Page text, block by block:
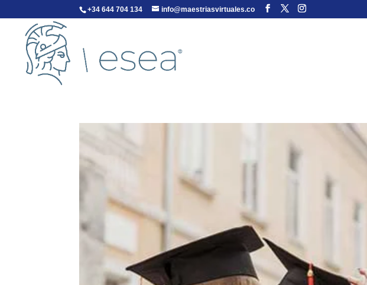
+34 644 704 134 info@maestriasvirtuales.co